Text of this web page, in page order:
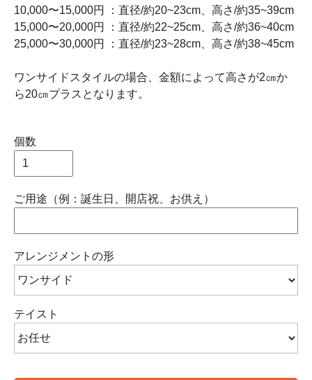
10,000〜15,000円 ：直径/約20~23cm、高さ/約35~39cm
15,000〜20,000円 ：直径/約22~25cm、高さ/約36~40cm
25,000〜30,000円 ：直径/約23~28cm、高さ/約38~45cm
ワンサイドスタイルの場合、金額によって高さが2㎝か
ら20㎝プラスとなります。
個数
ご用途（例：誕生日、開店祝、お供え）
アレンジメントの形
テイスト